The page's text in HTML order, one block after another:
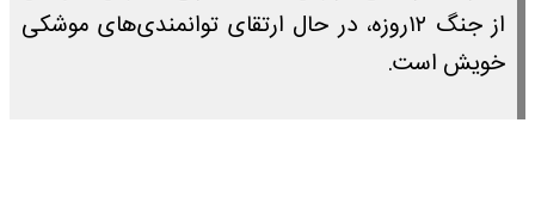
از جنگ ۱۲روزه، در حال ارتقای توانمندی‌های موشکی
خویش است.